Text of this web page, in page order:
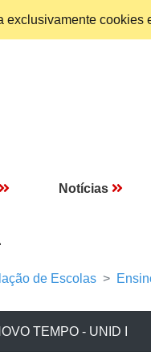
exclusivamente
Notícias
de Escolas
TEMPO - UNID I